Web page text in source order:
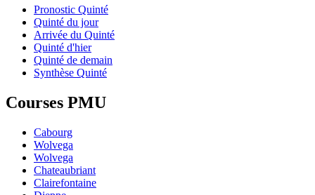
Pronostic Quinté
Quinté du jour
Arrivée du Quinté
Quinté d'hier
Quinté de demain
Synthèse Quinté
Courses PMU
Cabourg
Wolvega
Wolvega
Chateaubriant
Clairefontaine